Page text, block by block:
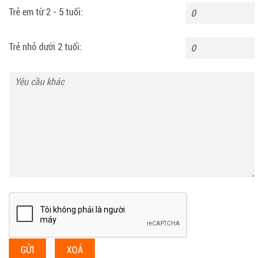
Trẻ em từ 2 - 5 tuổi:
Trẻ nhỏ dưới 2 tuổi:
GỬI XOÁ